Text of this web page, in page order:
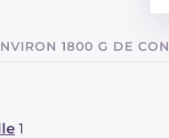
1800 G DE
1